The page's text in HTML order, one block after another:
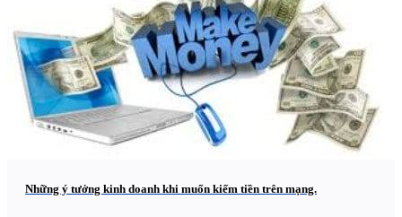
Những ý tưởng kinh doanh khi muốn kiếm tiền trên mạng.